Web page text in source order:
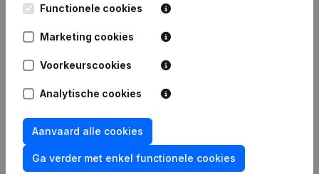
Datum Publicatie
02-01-2024 Maatschappelijke Zetel
17-05-2022
Rechtspersoon, Opening Bijkantoor,
enz...)
Functionele cookies
Marketing cookies
Voorkeurscookies
Analytische cookies
Aanvaard alle cookies
Ga verder met enkel functionele cookies